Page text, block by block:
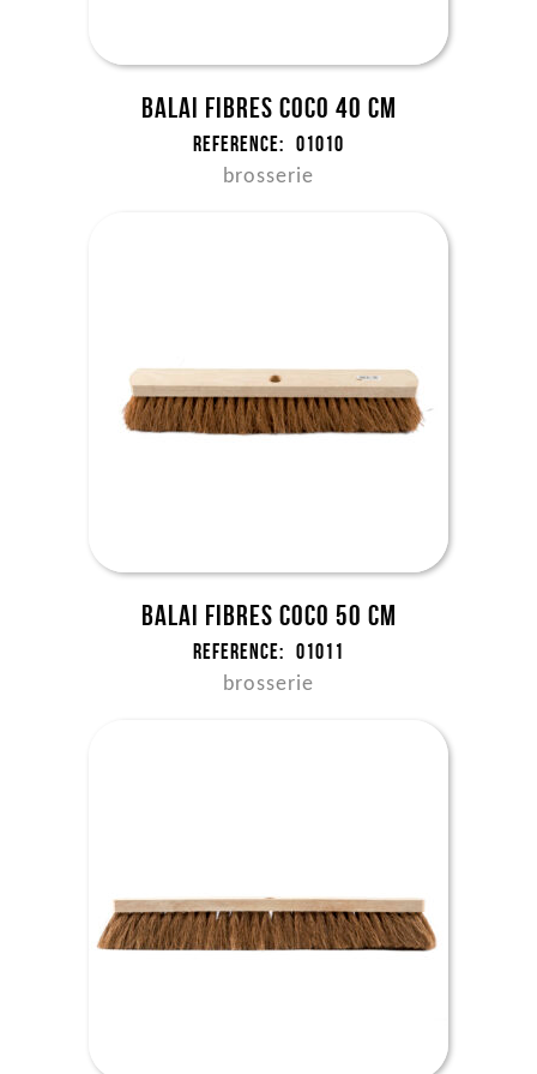
Balai fibres coco 40 cm
Reference: 01010
brosserie
Balai fibres coco 50 cm
Reference: 01011
brosserie